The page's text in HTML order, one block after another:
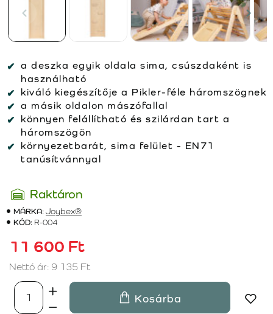
a deszka egyik oldala sima, csúszdaként is
használható
kiváló kiegészítője a Pikler-féle háromszögnek
a másik oldalon mászófallal
könnyen felállítható és szilárdan tart a
háromszögön
környezetbarát, sima felület - EN71
tanúsítvánnyal
Raktáron
MÁRKA:Joybex®
KÓD: R-004
11 600 Ft
Nettó ár: 9 135 Ft
Kosárba